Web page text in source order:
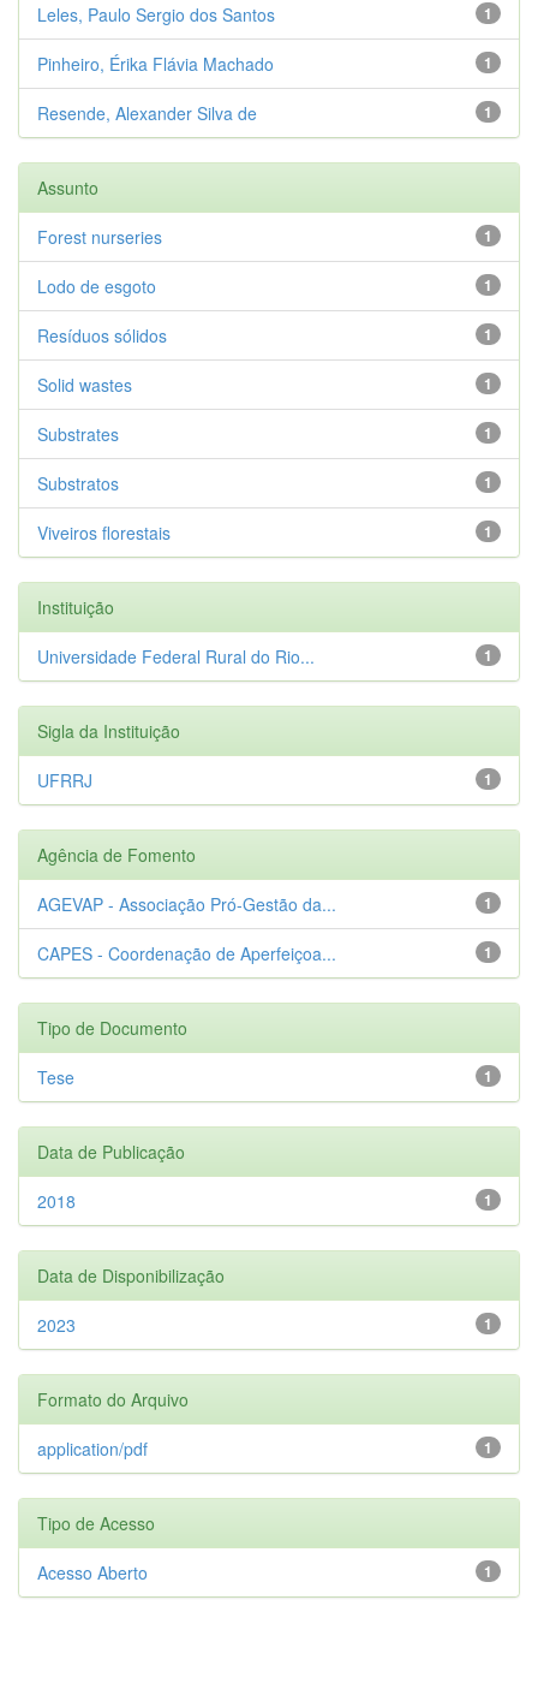
1
Leles, Paulo Sergio dos Santos
1
Pinheiro, Érika Flávia Machado
1
Resende, Alexander Silva de
Assunto
1
Forest nurseries
1
Lodo de esgoto
1
Resíduos sólidos
1
Solid wastes
1
Substrates
1
Substratos
1
Viveiros florestais
Instituição
1
Universidade Federal Rural do Rio...
Sigla da Instituição
1
UFRRJ
Agência de Fomento
1
AGEVAP - Associação Pró-Gestão da...
1
CAPES - Coordenação de Aperfeiçoa...
Tipo de Documento
1
Tese
Data de Publicação
1
2018
Data de Disponibilização
1
2023
Formato do Arquivo
1
application/pdf
Tipo de Acesso
1
Acesso Aberto